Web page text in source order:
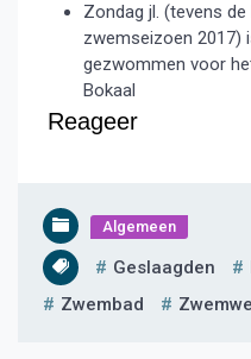
Zondag jl. (tevens
zwemseizoen
gezwommen voor
Bokaal
Reageer
Algemeen
Geslaagden
Zwembad